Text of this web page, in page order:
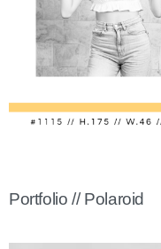
Portfolio // Polaroid